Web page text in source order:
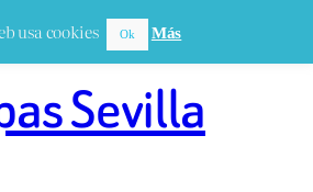
Sevilla
usa cookies Ok Más